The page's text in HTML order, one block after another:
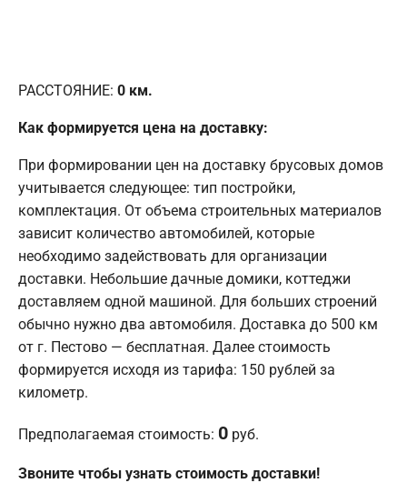
РАССТОЯНИЕ: 0 км.
Как формируется цена на доставку:
При формировании цен на доставку брусовых домов
учитывается следующее: тип постройки,
комплектация. От объема строительных материалов
зависит количество автомобилей, которые
необходимо задействовать для организации
доставки. Небольшие дачные домики, коттеджи
доставляем одной машиной. Для больших строений
обычно нужно два автомобиля. Доставка до 500 км
от г. Пестово — бесплатная. Далее стоимость
формируется исходя из тарифа: 150 рублей за
километр.
Предполагаемая стоимость: 0 руб.
Звоните чтобы узнать стоимость доставки!